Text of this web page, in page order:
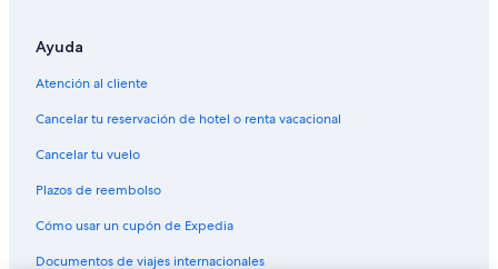
Hoteles cerca de Museo de Máquinas Sexuales
Hoteles cerca de Calle Na Prikope
Hoteles cerca de Plaza de la Ciudad Vieja
Hoteles cerca de Torre de la Pólvora
Ayuda
Atención al cliente
Cancelar tu reservación de hotel o renta vacacional
Cancelar tu vuelo
Plazos de reembolso
Cómo usar un cupón de Expedia
Documentos de viajes internacionales